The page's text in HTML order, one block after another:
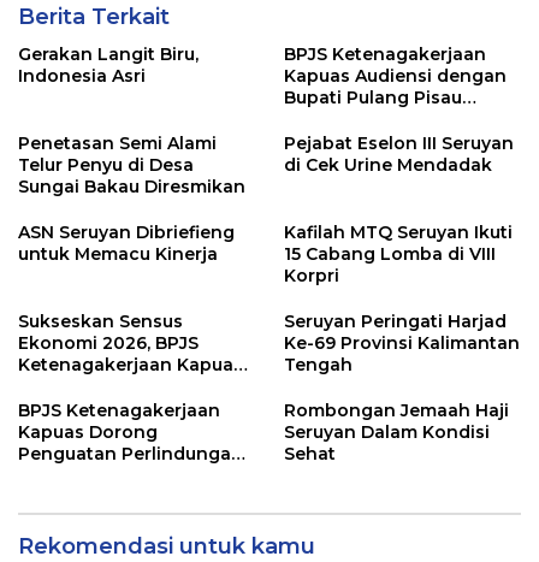
Berita Terkait
Gerakan Langit Biru,
Indonesia Asri
BPJS Ketenagakerjaan
Kapuas Audiensi dengan
Bupati Pulang Pisau
Ekosistem Desa, dan
Pekerja Rentan
Penetasan Semi Alami
Telur Penyu di Desa
Sungai Bakau Diresmikan
Pejabat Eselon III Seruyan
di Cek Urine Mendadak
ASN Seruyan Dibriefieng
untuk Memacu Kinerja
Kafilah MTQ Seruyan Ikuti
15 Cabang Lomba di VIII
Korpri
Sukseskan Sensus
Ekonomi 2026, BPJS
Ketenagakerjaan Kapuas
Petugas Lapangan
Seruyan Peringati Harjad
Ke-69 Provinsi Kalimantan
Tengah
BPJS Ketenagakerjaan
Kapuas Dorong
Penguatan Perlindungan
Rombongan Jemaah Haji
Seruyan Dalam Kondisi
Sehat
Rekomendasi untuk kamu